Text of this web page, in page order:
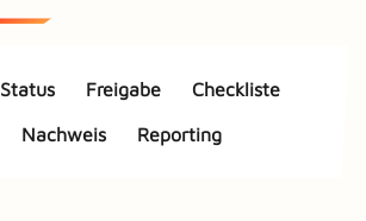
Status Freigabe Checkliste
Nachweis Reporting